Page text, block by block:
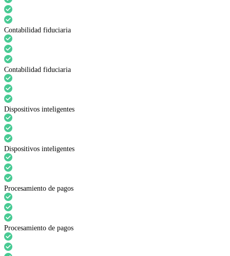
Contabilidad fiduciaria
Contabilidad fiduciaria
Dispositivos inteligentes
Dispositivos inteligentes
Procesamiento de pagos
Procesamiento de pagos